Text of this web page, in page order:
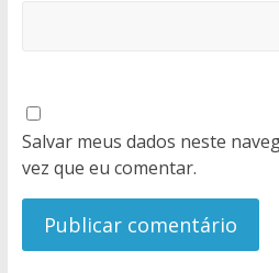
Salvar meus dados neste
vez que eu comentar.